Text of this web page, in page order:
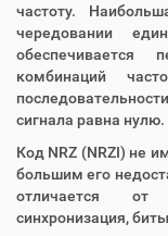
частоту.
чередовании
комбинаций
сигнала равна нулю.
Код NRZ (NRZI) не
большим его
отличается от
синхронизация,